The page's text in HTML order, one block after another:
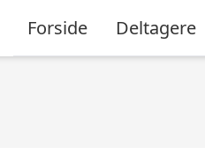
Forside Deltagere